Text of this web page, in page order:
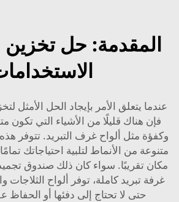
المقدمة: حل تخزين
عندما يتعلق الأمر بإيجاد الحل الأمثل
فإن هناك قليلًا من الأشياء التي تكون
وكفؤة مثل ألواح غرف التبريد. تتوفر
متنوعة من الأنماط لتلبية احتياجاتك
مكان تقريبًا. سواء كان ذلك صندوق
غرفة تبريد كاملة، توفر ألواح الثلاجات
حتى لا تحتاج إلى دفئها أو الحفاظ